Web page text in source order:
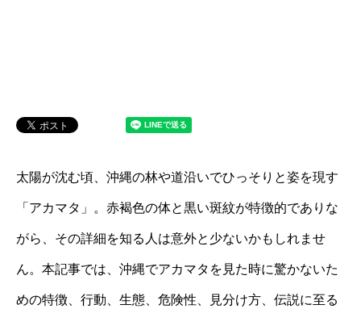
太陽が沈む頃、沖縄の林や道沿いでひっそりと姿を現す
「アカマタ」。赤褐色の体と黒い斑紋が特徴的でありな
がら、その詳細を知る人は意外と少ないかもしれませ
ん。本記事では、沖縄でアカマタを見た時に驚かないた
めの特徴、行動、生態、危険性、見分け方、伝説に至る